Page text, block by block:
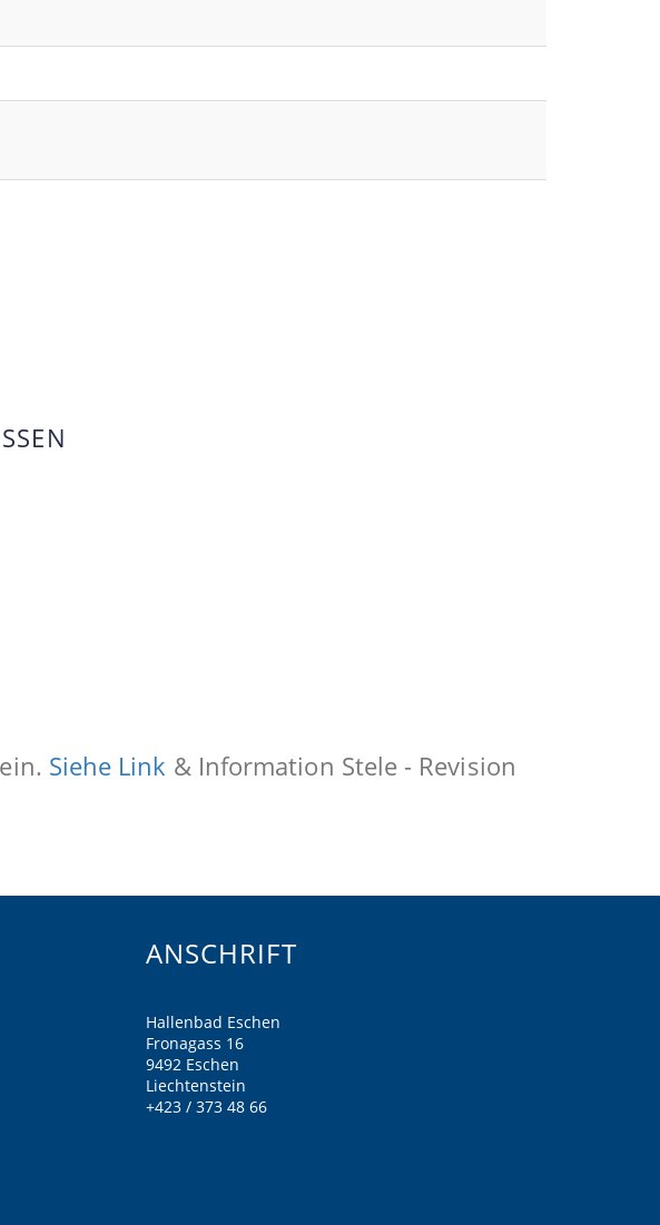
Siehe Link & Information Stele - Revision
ANSCHRIFT
Hallenbad Eschen
Fronagass 16
9492 Eschen
Liechtenstein
+423 / 373 48 66